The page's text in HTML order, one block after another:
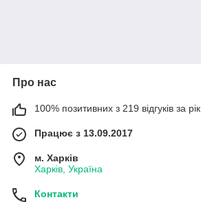
Про нас
100% позитивних з 219 відгуків за рік
Працює з 13.09.2017
м. Харків
Харків, Україна
Контакти